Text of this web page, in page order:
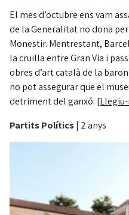
El mes d’octubre ens vam
de la Generalitat no dona
Monestir. Mentrestant,
la cruïlla entre Gran Via i
obres d’art català de la
no pot assegurar que el
detriment del ganxó.
Partits Polítics| 2 anys